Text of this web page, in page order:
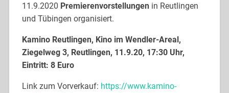
11.9.2020 Premierenvorstellungenin Reutlingen
und Tübingen organisiert.
Kamino Reutlingen, Kino im Wendler-Areal,
Ziegelweg 3, Reutlingen, 11.9.20, 17:30 Uhr,
Eintritt: 8 Euro
Link zum Vorverkauf: https://www.kamino-